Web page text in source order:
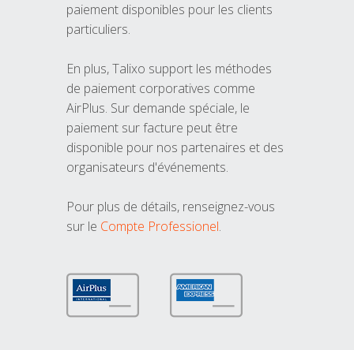
paiement disponibles pour les clients
particuliers.
En plus, Talixo support les méthodes
de paiement corporatives comme
AirPlus. Sur demande spéciale, le
paiement sur facture peut être
disponible pour nos partenaires et des
organisateurs d'événements.
Pour plus de détails, renseignez-vous
sur le Compte Professionel.